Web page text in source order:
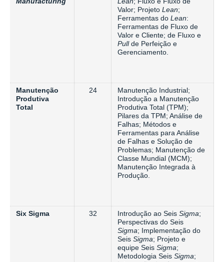
Valor; ProjetoLean;
Ferramentas doLean:
Ferramentas de Fluxo de
Valor e Cliente; de Fluxo e
Pullde Perfeição e
Gerenciamento.
Manutenção
Produtiva
Total
24
Manutenção Industrial;
Introdução a Manutenção
Produtiva Total (TPM);
Pilares da TPM; Análise de
Falhas; Métodos e
Ferramentas para Análise
de Falhas e Solução de
Problemas; Manutenção de
Classe Mundial (MCM);
Manutenção Integrada à
Produção.
Six Sigma 32 Introdução ao SeisSigma;
Perspectivas do Seis
Sigma; Implementação do
SeisSigma; Projeto e
equipe SeisSigma;
Metodologia SeisSigma;